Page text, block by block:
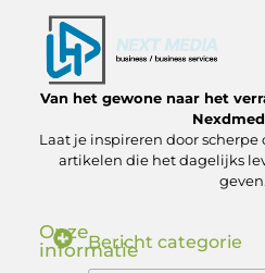
Van het gewone naar het
Laat je inspireren door scherpe
artikelen die het dagelijks
geven.
Onze
informatieBericht categorie